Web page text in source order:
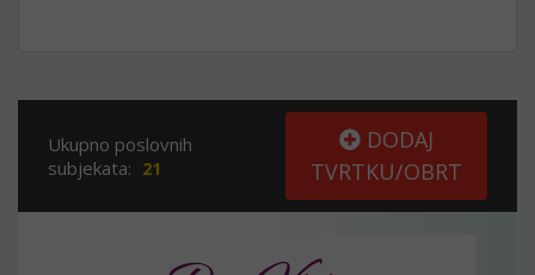
Ukupno poslovnih
subjekata: 21
DODAJ
TVRTKU/OBRT